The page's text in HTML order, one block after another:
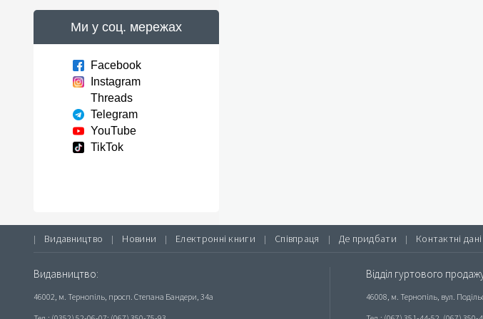
Ми у соц. мережах
Facebook
Instagram
Threads
Telegram
YouTube
TikTok
| Видавництво | Новини | Електронні книги | Співпраця | Де придбати | Контактні дані
Видавництво:
46002, м. Тернопіль, просп. Степана Бандери, 34а
Відділ гуртового
46008, м. Тернопіль, вул.